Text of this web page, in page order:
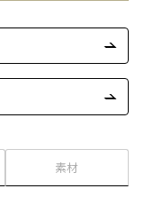
素材